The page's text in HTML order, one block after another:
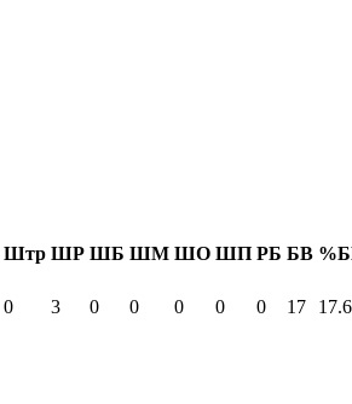
Штр ШР ШБ ШМ ШО ШП РБ БВ
0 3 0 0 0 0 0 17 17.6